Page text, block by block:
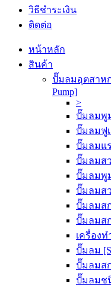
วิธีชำระเงิน
ติดต่อ
หน้าหลัก
สินค้า
ปั๊มลมอุตสาห
Pump]
>
ปั๊มลมพู
ปั๊มลมฟูเ
ปั๊มลมแร
ปั๊มลมส
ปั๊มลมพู
ปั๊มลมส
ปั๊มลมสก
ปั๊มลมสก
เครื่อง
ปั๊มลม
ปั๊มลมสก
ปั๊มลมชนิ